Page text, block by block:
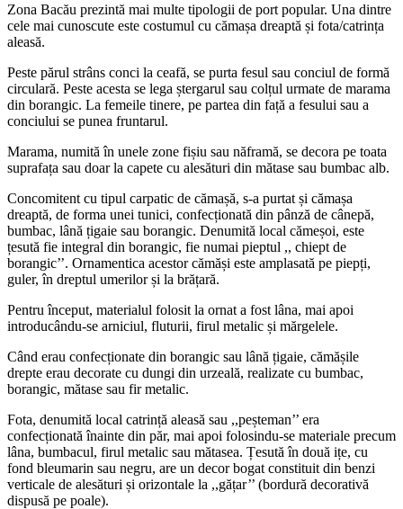
Zona Bacău prezintă mai multe tipologii de port popular. Una dintre
cele mai cunoscute este costumul cu cămașa dreaptă și fota/catrința
aleasă.
Peste părul strâns conci la ceafă, se purta fesul sau conciul de formă
circulară. Peste acesta se lega ștergarul sau colțul urmate de marama
din borangic. La femeile tinere, pe partea din față a fesului sau a
conciului se punea fruntarul.
Marama, numită în unele zone fișiu sau năframă, se decora pe toata
suprafața sau doar la capete cu alesături din mătase sau bumbac alb.
Concomitent cu tipul carpatic de cămașă, s-a purtat și cămașa
dreaptă, de forma unei tunici, confecționată din pânză de cânepă,
bumbac, lână țigaie sau borangic. Denumită local cămeșoi, este
țesută fie integral din borangic, fie numai pieptul ,, chiept de
borangic’’. Ornamentica acestor cămăși este amplasată pe piepți,
guler, în dreptul umerilor și la brățară.
Pentru început, materialul folosit la ornat a fost lâna, mai apoi
introducându-se arniciul, fluturii, firul metalic și mărgelele.
Când erau confecționate din borangic sau lână țigaie, cămășile
drepte erau decorate cu dungi din urzeală, realizate cu bumbac,
borangic, mătase sau fir metalic.
Fota, denumită local catrință aleasă sau ,,peșteman’’ era
confecționată înainte din păr, mai apoi folosindu-se materiale precum
lâna, bumbacul, firul metalic sau mătasea. Țesută în două ițe, cu
fond bleumarin sau negru, are un decor bogat constituit din benzi
verticale de alesături și orizontale la ,,gățar’’ (bordură decorativă
dispusă pe poale).